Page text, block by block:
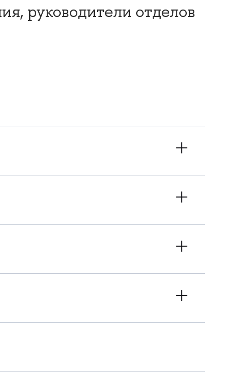
руководители отдело